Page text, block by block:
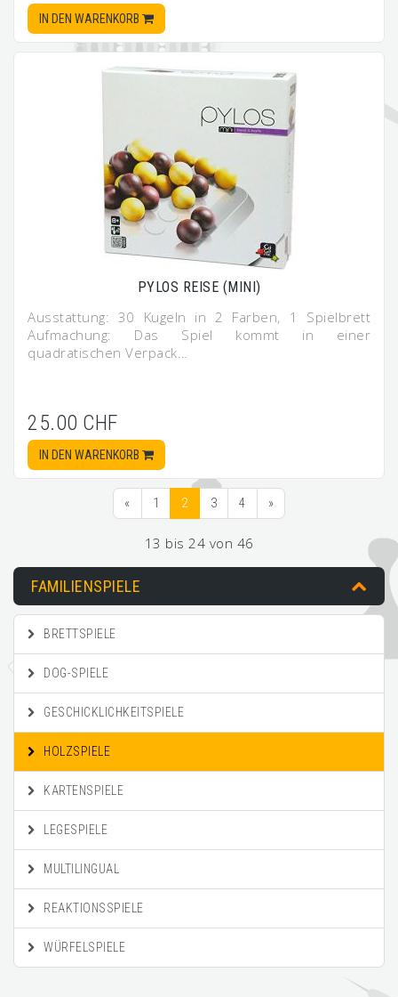
IN DEN WARENKORB
PYLOS REISE (MINI)
Ausstattung: 30 Kugeln in 2 Farben, 1 Spielbrett
Aufmachung: Das Spiel kommt in einer
quadratischen Verpack…
25.00 CHF
IN DEN WARENKORB
« 1 2 3 4 »
13 bis 24 von 46
FAMILIENSPIELE
BRETTSPIELE
DOG-SPIELE
GESCHICKLICHKEITSPIELE
HOLZSPIELE
KARTENSPIELE
LEGESPIELE
MULTILINGUAL
REAKTIONSSPIELE
WÜRFELSPIELE